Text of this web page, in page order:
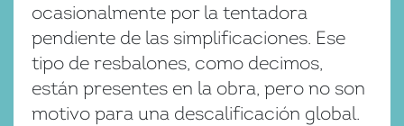
ocasionalmente por la tentadora
pendiente de las simplificaciones. Ese
tipo de resbalones, como decimos,
están presentes en la obra, pero no son
motivo para una descalificación global.